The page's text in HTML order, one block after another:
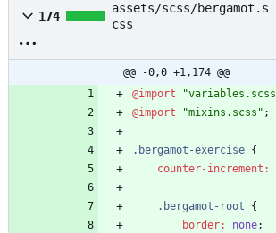
174
assets/scss/bergamot.s
css
@@ -0,0 +1,174 @@
@import
"variables.scss
@import
"mixins.scss " ;
. bergamot-exercise {
counter-increment :
. bergamot-root
{
border: none;